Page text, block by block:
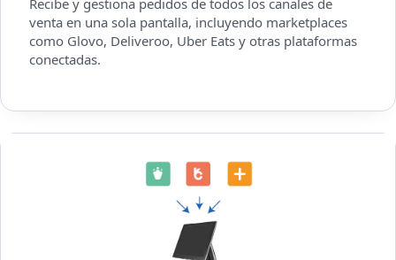
Recibe y gestiona pedidos de todos los canales de
venta en una sola pantalla, incluyendo marketplaces
como Glovo, Deliveroo, Uber Eats y otras plataformas
conectadas.